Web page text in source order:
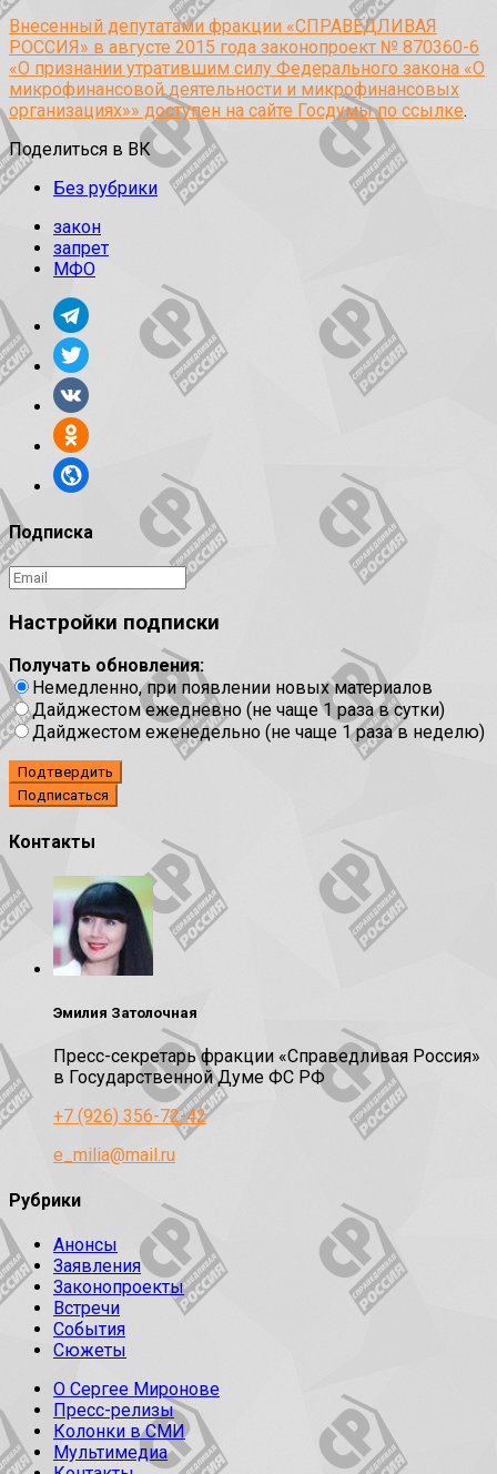
Внесенный депутатами фракции «СПРАВЕДЛИВАЯ
РОССИЯ» в августе 2015 года законопроект № 870360-6
«О признании утратившим силу Федерального закона «О
микрофинансовой деятельности и микрофинансовых
организациях»» доступен на сайте Госдумы по ссылке.
Поделиться в ВК
Без рубрики
закон
запрет
МФО
Подписка
Настройки подписки
Получать обновления:
Немедленно, при появлении новых материалов
Дайджестом ежедневно (не чаще 1 раза в сутки)
Дайджестом еженедельно (не чаще 1 раза в неделю)
Подтвердить
Контакты
Эмилия Затолочная
Пресс-секретарь фракции «Справедливая Россия»
в Государственной Думе ФС РФ
+7 (926) 356-72-42
e_milia@mail.ru
Рубрики
Анонсы
Заявления
Законопроекты
Встречи
События
Сюжеты
О Сергее Миронове
Пресс-релизы
Колонки в СМИ
Мультимедиа